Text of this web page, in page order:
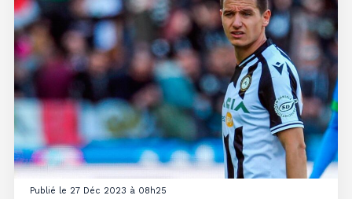
Publié le 27 Déc 2023 à 08h25